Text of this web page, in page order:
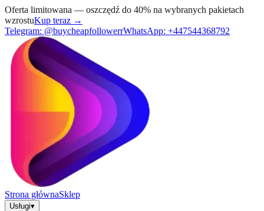
Oferta limitowana — oszczędź do 40% na wybranych pakietach
wzrostuKup teraz →
Telegram: @buycheapfollowerrWhatsApp: +447544368792
Strona głównaSklep
Usługi▾